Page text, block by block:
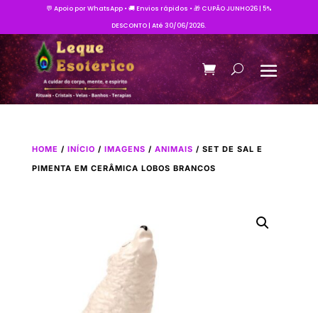
💬 Apoio por WhatsApp • 🚚 Envios rápidos • 🎁 CUPÃO JUNHO26 | 5%
DESCONTO | Até 30/06/2026.
HOME / INÍCIO / IMAGENS / ANIMAIS / SET DE SAL E
PIMENTA EM CERÂMICA LOBOS BRANCOS